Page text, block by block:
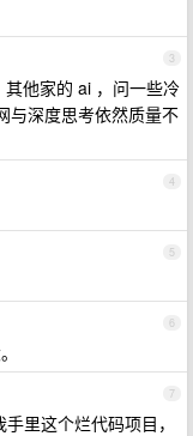
3
他家的 ai ，问一些冷
与深度思考依然质量不
4
5
6
7
里这个烂代码项目，